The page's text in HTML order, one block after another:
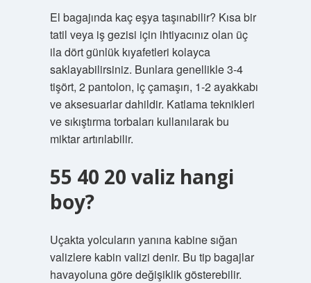
El bagajında ​​kaç eşya taşınabilir? Kısa bir
tatil veya iş gezisi için ihtiyacınız olan üç
ila dört günlük kıyafetleri kolayca
saklayabilirsiniz. Bunlara genellikle 3-4
tişört, 2 pantolon, iç çamaşırı, 1-2 ayakkabı
ve aksesuarlar dahildir. Katlama teknikleri
ve sıkıştırma torbaları kullanılarak bu
miktar artırılabilir.
55 40 20 valiz hangi
boy?
Uçakta yolcuların yanına kabine sığan
valizlere kabin valizi denir. Bu tip bagajlar
havayoluna göre değişiklik gösterebilir.